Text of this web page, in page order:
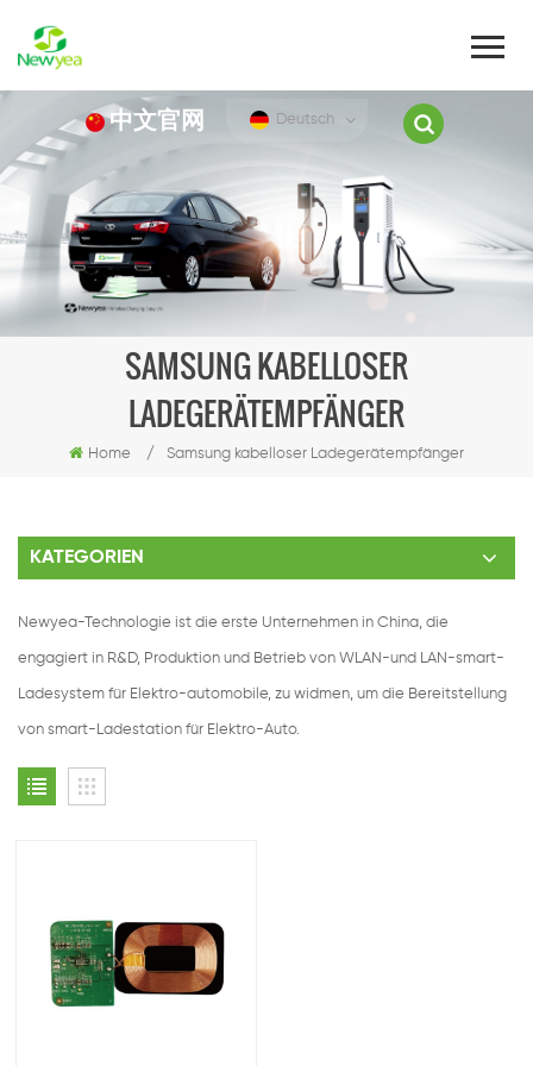
中文官网 Deutsch
SAMSUNG KABELLOSER
LADEGERÄTEMPFÄNGER
Home / Samsung kabelloser Ladegerätempfänger
KATEGORIEN
Newyea-Technologie ist die erste Unternehmen in China, die
engagiert in R&D, Produktion und Betrieb von WLAN-und LAN-smart-
Ladesystem für Elektro-automobile, zu widmen, um die Bereitstellung
von smart-Ladestation für Elektro-Auto.